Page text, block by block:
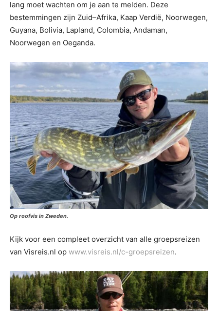
lang moet wachten om je aan te melden. Deze
bestemmingen zijn Zuid–Afrika, Kaap Verdië, Noorwegen,
Guyana, Bolivia, Lapland, Colombia, Andaman,
Noorwegen en Oeganda.
Op roofvis in Zweden.
Kijk voor een compleet overzicht van alle groepsreizen
van Visreis.nl op www.visreis.nl/c-groepsreizen.